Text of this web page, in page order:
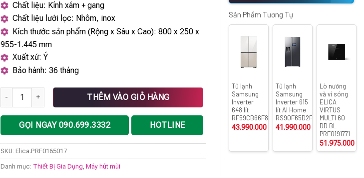
là:
64.350.000 ₫.
48.262.500 ₫.
Chất liệu: Kính xám + gang
Chất liệu lưới lọc: Nhôm, inox
Kích thước sản phẩm (Rộng x Sâu x Cao): 800 x 250 x
955-1.445 mm
Xuất xứ: Ý
Bảo hành: 36 tháng
Máy hút mùi Elica SUPER PLAT GR/F/80 PRF0165017 số lượng
THÊM VÀO GIỎ HÀNG
GỌI NGAY 090.699.3332 HOTLINE
SKU:Elica.PRF0165017
Danh mục: Thiết Bị Gia Dụng ,Máy hút mùi
Sản Phẩm Tương Tự
Tủ lạnh
Samsung
Inverter
648 lít
RF59CB66F8S/SV
43.990.000
Tủ lạnh
Samsung
Inverter 615
lít AI Home
RS90F65D2FSV
41.990.000
Lò nướng
và vi sóng
ELICA
VIRTUS
MULTI 60
DD BL
PRF0191771
51.975.000